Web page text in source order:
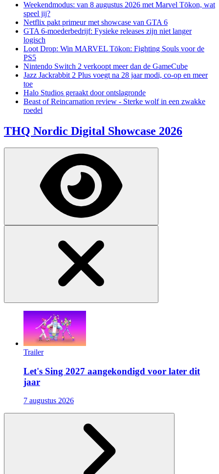
Weekendmodus: van 8 augustus 2026 met Marvel Tōkon, wat
speel jij?
Netflix pakt primeur met showcase van GTA 6
GTA 6-moederbedrijf: Fysieke releases zijn niet langer
logisch
Loot Drop: Win MARVEL Tōkon: Fighting Souls voor de
PS5
Nintendo Switch 2 verkoopt meer dan de GameCube
Jazz Jackrabbit 2 Plus voegt na 28 jaar modi, co-op en meer
toe
Halo Studios geraakt door ontslagronde
Beast of Reincarnation review - Sterke wolf in een zwakke
roedel
THQ Nordic Digital Showcase 2026
Trailer
Let's Sing 2027 aangekondigd voor later dit
jaar
7 augustus 2026